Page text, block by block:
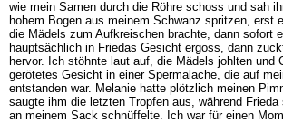
wie mein Samen durch die Röhre schoss und sah
hohem Bogen aus meinem Schwanz spritzen, erst
die Mädels zum Aufkreischen brachte, dann sofort
hauptsächlich in Friedas Gesicht ergoss, dann
hervor. Ich stöhnte laut auf, die Mädels johlten und
gerötetes Gesicht in einer Spermalache, die auf
entstanden war. Melanie hatte plötzlich meinen
saugte ihm die letzten Tropfen aus, während Frieda
an meinem Sack schnüffelte. Ich war für einen